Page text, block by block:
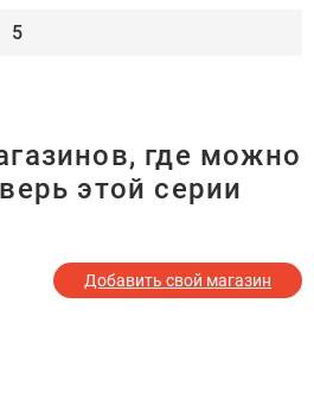
5
где можно
этой серии
Добавить свой магазин